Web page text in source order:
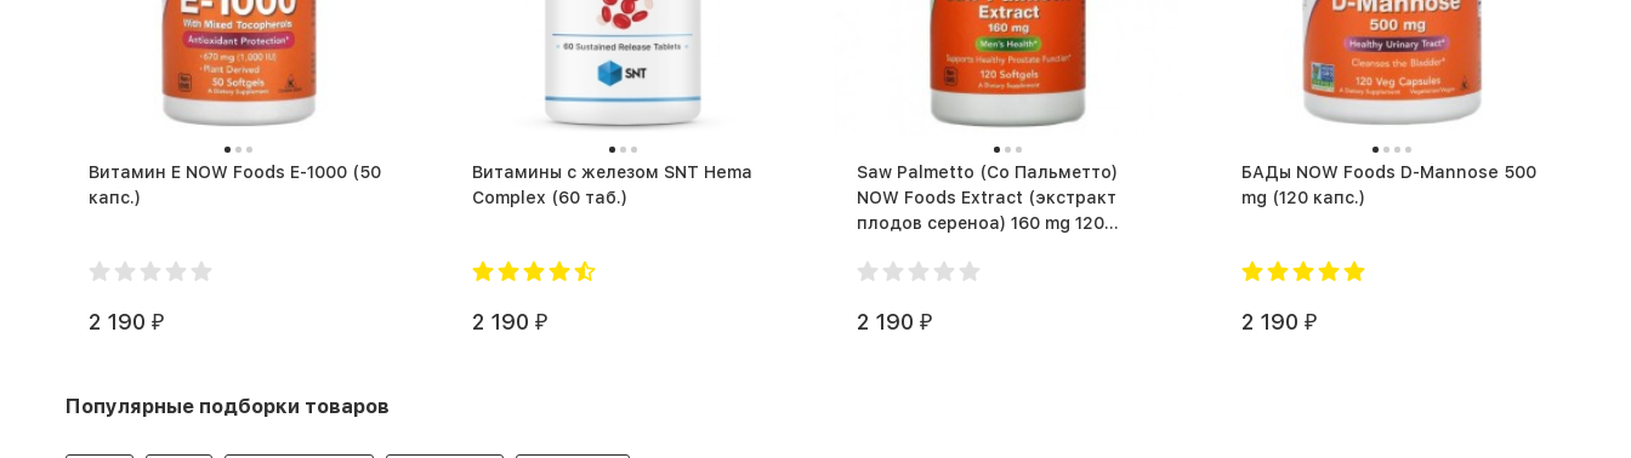
Витамин Е NOW Foods E-1000 (50
капс.)
2 190 ₽
Витамины с железом SNT Hema
Complex (60 таб.)
2 190 ₽
Saw Palmetto (Со Пальметто)
NOW Foods Extract (экстракт
плодов сереноа) 160 mg 120
2 190 ₽
БАДы NOW Foods D-Mannose 500
mg (120 капс.)
2 190 ₽
Популярные подборки товаров